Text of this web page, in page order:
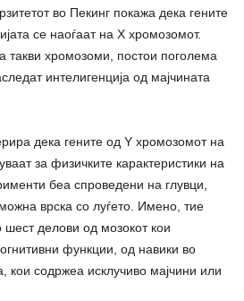
во Пекинг покажа дека гените
се наоѓаат на X хромозомот.
такви хромозоми, постои поголема
интелигенција од мајчината
дека гените од Y хромозомот на
за физичките карактеристики на
беа спроведени на глувци,
врска со луѓето. Имено, тие
шест делови од мозокот кои
функции, од навики во
кои содржеа исклучиво мајчини или